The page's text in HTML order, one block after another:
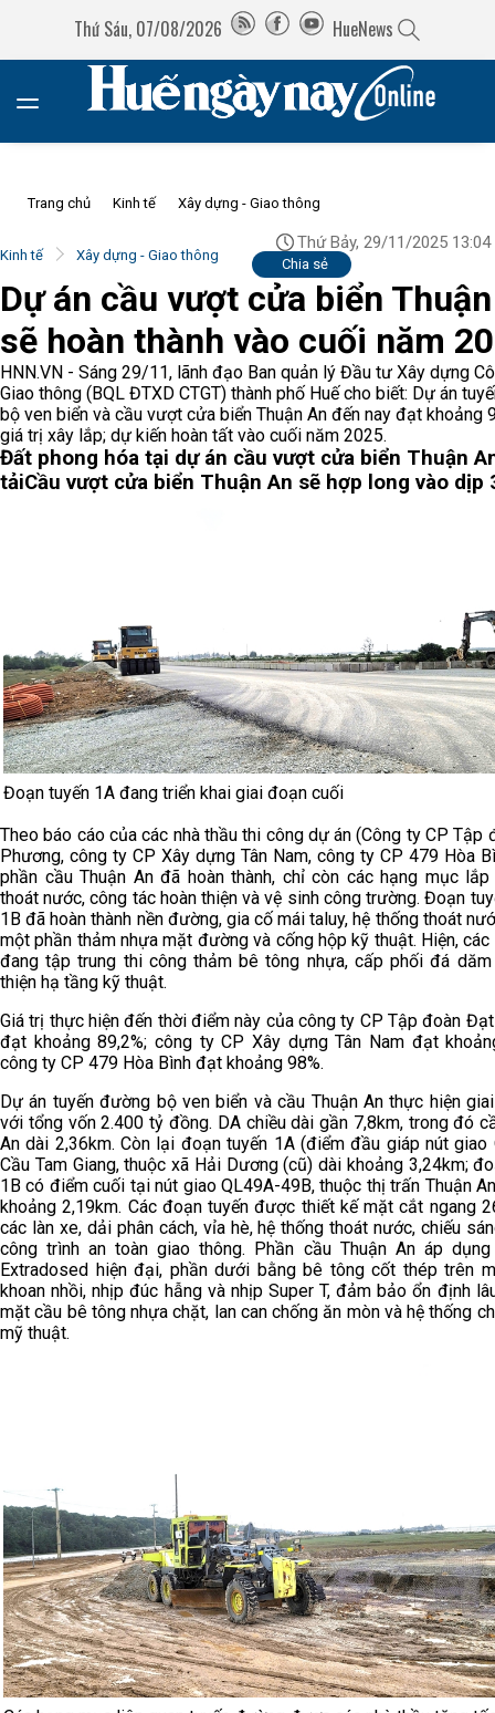
Thứ Sáu, 07/08/2026 HueNews
Trang chủ Kinh tế Xây dựng - Giao thông
Kinh tế Xây dựng - Giao thông
Thứ Bảy, 29/11/2025 13:04
Chia sẻ
Dự án cầu vượt cửa biển
sẽ hoàn thành vào cuối năm
HNN.VN - Sáng 29/11, lãnh đạo Ban quản lý Đầu tư Xây dựng
Giao thông (BQL ĐTXD CTGT) thành phố Huế cho biết: Dự án
bộ ven biển và cầu vượt cửa biển Thuận An đến nay đạt khoảng
giá trị xây lắp; dự kiến hoàn tất vào cuối năm 2025.
Đất phong hóa tại dự án cầu vượt cửa biển Thuận
tảiCầu vượt cửa biển Thuận An sẽ hợp long vào dịp
Đoạn tuyến 1A đang triển khai giai đoạn cuối
Theo báo cáo của các nhà thầu thi công dự án (Công ty CP Tập
Phương, công ty CP Xây dựng Tân Nam, công ty CP 479 Hòa
phần cầu Thuận An đã hoàn thành, chỉ còn các hạng mục
thoát nước, công tác hoàn thiện và vệ sinh công trường. Đoạn
1B đã hoàn thành nền đường, gia cố mái taluy, hệ thống thoát
một phần thảm nhựa mặt đường và cống hộp kỹ thuật. Hiện, các
đang tập trung thi công thảm bê tông nhựa, cấp phối đá dăm
thiện hạ tầng kỹ thuật.
Giá trị thực hiện đến thời điểm này của công ty CP Tập đoàn
đạt khoảng 89,2%; công ty CP Xây dựng Tân Nam đạt
công ty CP 479 Hòa Bình đạt khoảng 98%.
Dự án tuyến đường bộ ven biển và cầu Thuận An thực hiện
với tổng vốn 2.400 tỷ đồng. DA chiều dài gần 7,8km, trong đó
An dài 2,36km. Còn lại đoạn tuyến 1A (điểm đầu giáp nút giao
Cầu Tam Giang, thuộc xã Hải Dương (cũ) dài khoảng 3,24km;
1B có điểm cuối tại nút giao QL49A-49B, thuộc thị trấn Thuận
khoảng 2,19km. Các đoạn tuyến được thiết kế mặt cắt ngang
các làn xe, dải phân cách, vỉa hè, hệ thống thoát nước, chiếu
công trình an toàn giao thông. Phần cầu Thuận An áp
Extradosed hiện đại, phần dưới bằng bê tông cốt thép trên
khoan nhồi, nhịp đúc hẫng và nhịp Super T, đảm bảo ổn định
mặt cầu bê tông nhựa chặt, lan can chống ăn mòn và hệ thống
mỹ thuật.